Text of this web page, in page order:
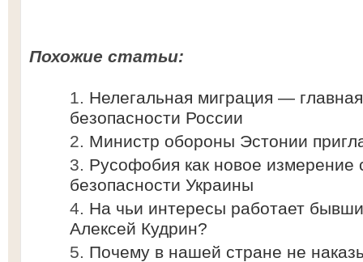
Похожие статьи:
Нелегальная миграция —
безопасности России
Министр обороны Эстонии
Русофобия как новое измерение
безопасности Украины
На чьи интересы работает
Алексей Кудрин?
Почему в нашей стране не